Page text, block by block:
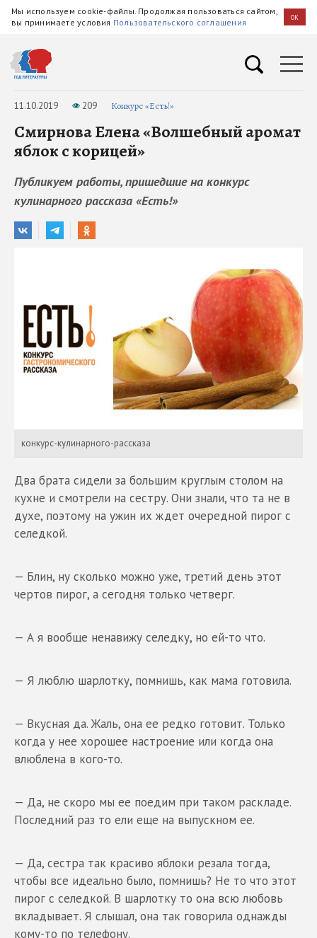
Мы используем cookie-файлы. Продолжая пользоваться сайтом,
вы принимаете условия Пользовательского соглашения OK
11.10.2019 209 Конкурс «Есть!»
Смирнова Елена «Волшебный аромат
яблок с корицей»
Публикуем работы, пришедшие на конкурс
кулинарного рассказа «Есть!»
конкурс-кулинарного-рассказа
Два брата сидели за большим круглым столом на
кухне и смотрели на сестру. Они знали, что та не в
духе, поэтому на ужин их ждет очередной пирог с
селедкой.
— Блин, ну сколько можно уже, третий день этот
чертов пирог, а сегодня только четверг.
— А я вообще ненавижу селедку, но ей-то что.
— Я люблю шарлотку, помнишь, как мама готовила.
— Вкусная да. Жаль, она ее редко готовит. Только
когда у нее хорошее настроение или когда она
влюблена в кого-то.
— Да, не скоро мы ее поедим при таком раскладе.
Последний раз то ели еще на выпускном ее.
— Да, сестра так красиво яблоки резала тогда,
чтобы все идеально было, помнишь? Не то что этот
пирог с селедкой. В шарлотку то она всю любовь
вкладывает. Я слышал, она так говорила однажды
кому-то по телефону.